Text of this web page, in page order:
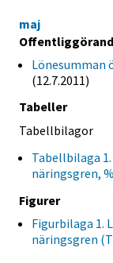
maj
Lönesumman
(12.7.2011)
Tabeller
Tabellbilagor
Tabellbilaga
näringsgren,
Figurer
Figurbilaga 1.
näringsgren